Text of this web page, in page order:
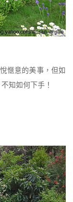
愜意的美事，但如
知如何下手！